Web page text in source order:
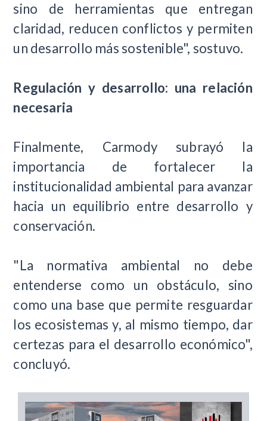
sino de herramientas que entregan
claridad, reducen conflictos y permiten
un desarrollo más sostenible", sostuvo.
Regulación y desarrollo: una relación
necesaria
Finalmente, Carmody subrayó la
importancia de fortalecer la
institucionalidad ambiental para avanzar
hacia un equilibrio entre desarrollo y
conservación.
"La normativa ambiental no debe
entenderse como un obstáculo, sino
como una base que permite resguardar
los ecosistemas y, al mismo tiempo, dar
certezas para el desarrollo económico",
concluyó.